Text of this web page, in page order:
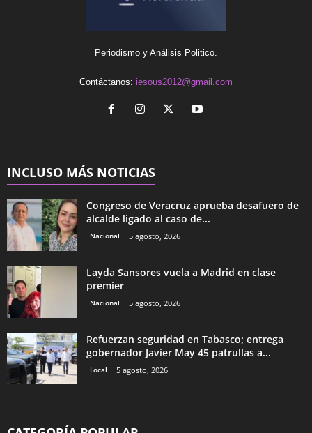
Periodismo y Análisis Politico.
Contáctanos: iesous2012@gmail.com
INCLUSO MÁS NOTICIAS
Congreso de Veracruz aprueba desafuero de
alcalde ligado al caso de...
Nacional 5 agosto, 2026
Layda Sansores vuela a Madrid en clase
premier
Nacional 5 agosto, 2026
Refuerzan seguridad en Tabasco; entrega
gobernador Javier May 45 patrullas a...
Local 5 agosto, 2026